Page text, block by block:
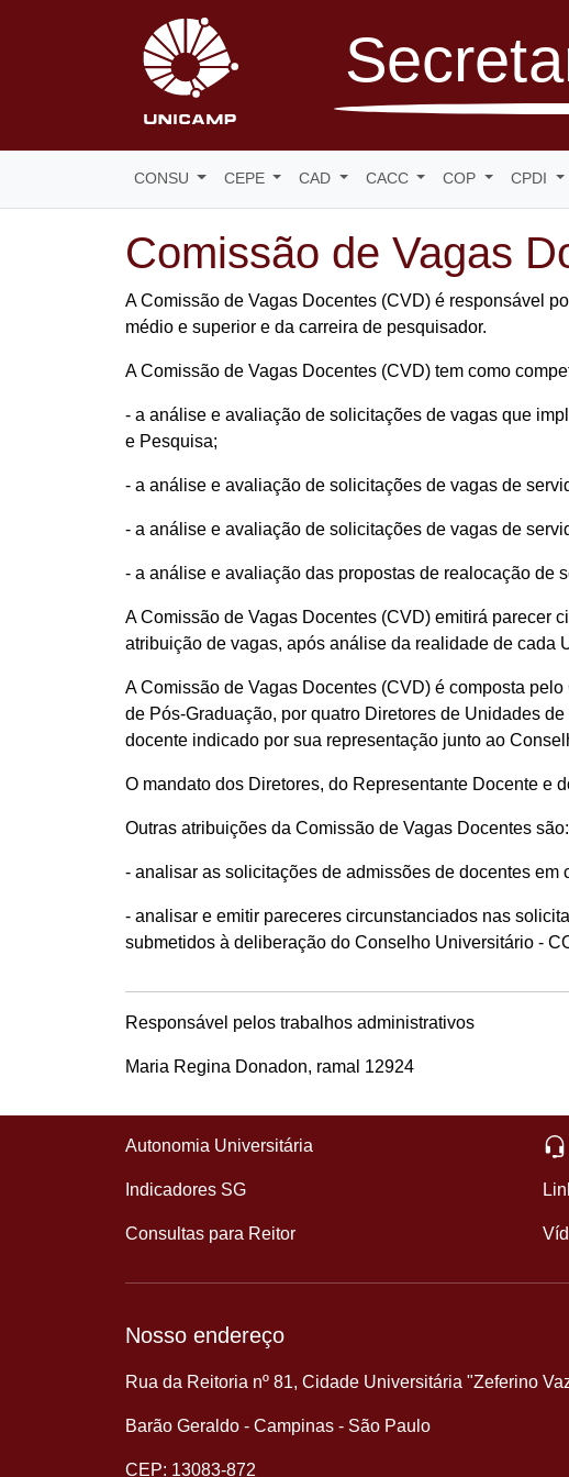
CONSU CEPE CAD CACC COP CPDI
Comissão de Vagas
A Comissão de Vagas Docentes (CVD) é responsável
médio e superior e da carreira de pesquisador.
A Comissão de Vagas Docentes (CVD) tem como
- a análise e avaliação de solicitações de vagas que
e Pesquisa;
- a análise e avaliação de solicitações de vagas de
- a análise e avaliação de solicitações de vagas de
- a análise e avaliação das propostas de realocação de
A Comissão de Vagas Docentes (CVD) emitirá parecer
atribuição de vagas, após análise da realidade de cada
A Comissão de Vagas Docentes (CVD) é composta
de Pós-Graduação, por quatro Diretores de Unidades
docente indicado por sua representação junto ao
O mandato dos Diretores, do Representante Docente e
Outras atribuições da Comissão de Vagas Docentes são:
- analisar as solicitações de admissões de docentes
- analisar e emitir pareceres circunstanciados nas
submetidos à deliberação do Conselho Universitário -
Responsável pelos trabalhos administrativos
Maria Regina Donadon, ramal 12924
Autonomia Universitária
Indicadores SG
Consultas para Reitor
Nosso endereço
Rua da Reitoria nº 81, Cidade Universitária "Zeferino
Barão Geraldo - Campinas - São Paulo
CEP: 13083-872